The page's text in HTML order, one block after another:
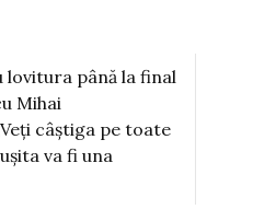
lovitura până la final
Mihai
câștiga pe toate
va fi una